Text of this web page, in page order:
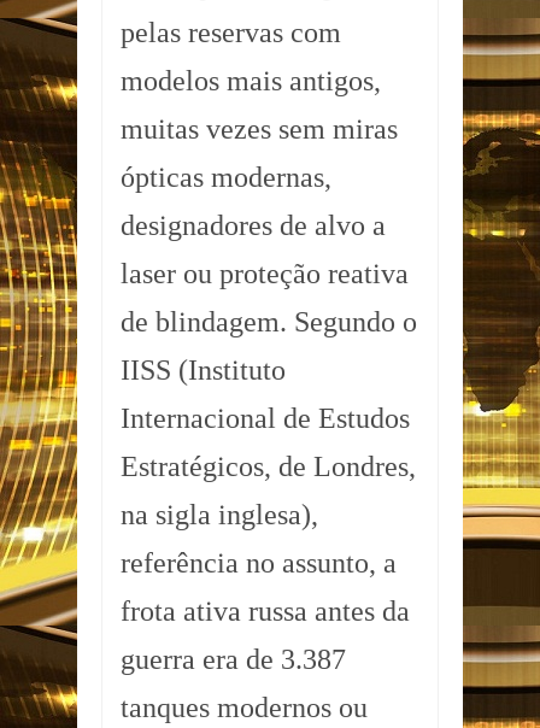
pelas reservas com
modelos mais antigos,
muitas vezes sem miras
ópticas modernas,
designadores de alvo a
laser ou proteção reativa
de blindagem. Segundo o
IISS (Instituto
Internacional de Estudos
Estratégicos, de Londres,
na sigla inglesa),
referência no assunto, a
frota ativa russa antes da
guerra era de 3.387
tanques modernos ou